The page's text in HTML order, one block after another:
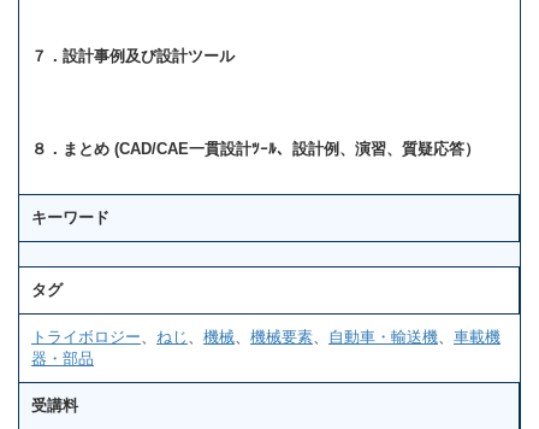
７．設計事例及び設計ツール
８．まとめ (CAD/CAE一貫設計ﾂｰﾙ、設計例、演習、質疑応答）
キーワード
タグ
トライボロジー、 ねじ 、 機械、 機械要素、 自動車・輸送機、 車載機
器・部品
受講料